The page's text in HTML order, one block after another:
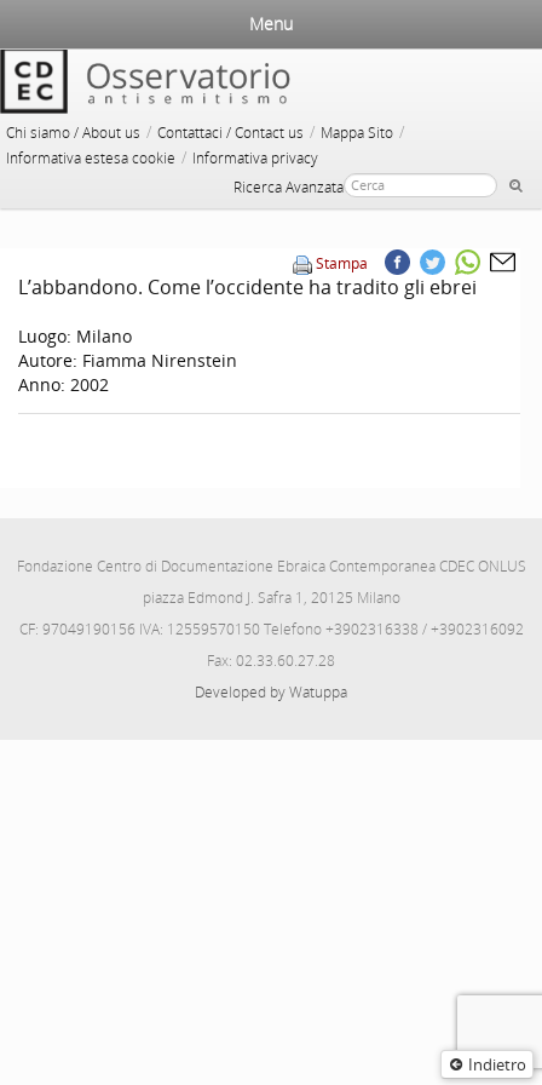
Chi siamo / About us / Contattaci / Contact us / Mappa Sito /
Informativa estesa cookie / Informativa privacy
Ricerca Avanzata
Menu
Indietro
Stampa
L’abbandono. Come l’occidente ha tradito gli ebrei
Luogo: Milano
Autore: Fiamma Nirenstein
Anno: 2002
Fondazione Centro di Documentazione Ebraica Contemporanea CDEC ONLUS
piazza Edmond J. Safra 1, 20125 Milano
CF: 97049190156 IVA: 12559570150 Telefono +3902316338 / +3902316092
Fax: 02.33.60.27.28
Developed by Watuppa